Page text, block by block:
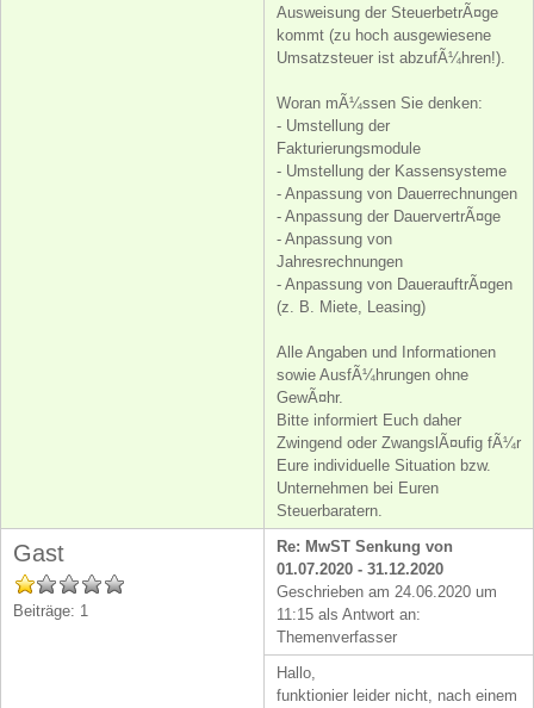
Ausweisung der SteuerbetrÃ¤ge
kommt (zu hoch ausgewiesene
Umsatzsteuer ist abzufÃ¼hren!).
Woran mÃ¼ssen Sie denken:
- Umstellung der
Fakturierungsmodule
- Umstellung der Kassensysteme
- Anpassung von Dauerrechnungen
- Anpassung der DauervertrÃ¤ge
- Anpassung von
Jahresrechnungen
- Anpassung von DauerauftrÃ¤gen
(z. B. Miete, Leasing)
Alle Angaben und Informationen
sowie AusfÃ¼hrungen ohne
GewÃ¤hr.
Bitte informiert Euch daher
Zwingend oder ZwangslÃ¤ufig fÃ¼r
Eure individuelle Situation bzw.
Unternehmen bei Euren
Steuerbaratern.
Gast
Beiträge: 1
Re: MwST Senkung von
01.07.2020 - 31.12.2020
Geschrieben am 24.06.2020 um
11:15 als Antwort an:
Themenverfasser
Hallo,
funktionier leider nicht, nach einem